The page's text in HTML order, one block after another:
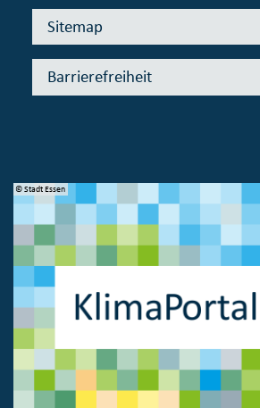
Sitemap
Barrierefreiheit
© Stadt Essen